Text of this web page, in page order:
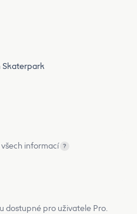
Skaterpark
informací ?
dostupné pro uživatele Pro.